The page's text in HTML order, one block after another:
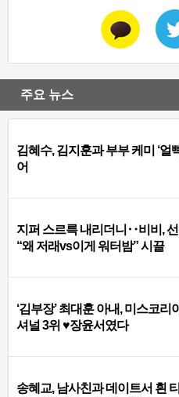
주요 뉴스
김혜수, 김지훈과 부부 케미 ‘얼
어
지퍼 스르륵 내리더니‥비비,
“왜 저래vs이게 워터밤” 시끌
‘김부장’ 최대훈 아내, 미스코리
셔널 3위 ♥장윤서였다
송혜교, 남사친과 데이트서 흰